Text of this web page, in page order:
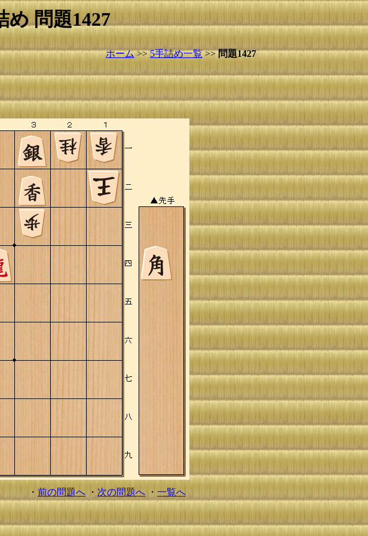
め 問題1427
ホーム>>5手詰め一覧>>問題1427
・ 前の問題へ・次の問題へ ・ 一覧へ